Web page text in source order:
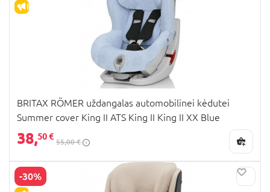
IŠPARDAVIMAS
BRITAX RÖMER uždangalas automobilinei kėdutei
Summer cover King II ATS King II King II XX Blue
38,50 €
55,00 €
-30%